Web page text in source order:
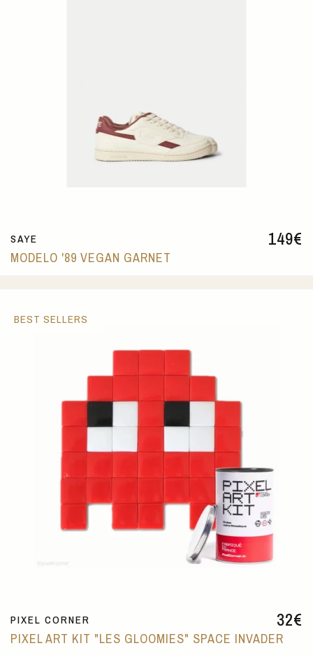
149€
SAYE
MODELO '89 VEGAN GARNET
32€
PIXEL CORNER
PIXEL ART KIT "LES GLOOMIES" SPACE INVADER
BEST SELLERS